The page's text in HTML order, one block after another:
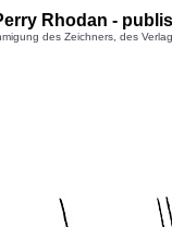
Rhodan -
des Zeichners, des